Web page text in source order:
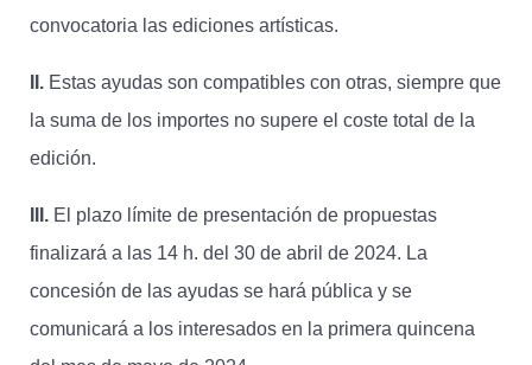
convocatoria las ediciones artísticas.
II. Estas ayudas son compatibles con otras, siempre que
la suma de los importes no supere el coste total de la
edición.
III. El plazo límite de presentación de propuestas
finalizará a las 14 h. del 30 de abril de 2024. La
concesión de las ayudas se hará pública y se
comunicará a los interesados en la primera quincena